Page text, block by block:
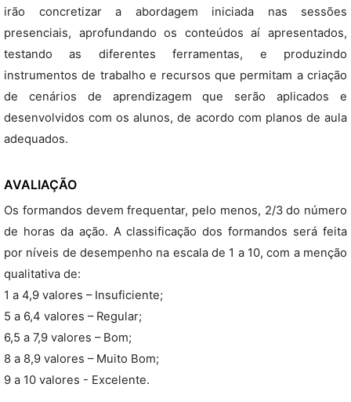
irão concretizar a abordagem iniciada nas sessões
presenciais, aprofundando os conteúdos aí apresentados,
testando as diferentes ferramentas, e produzindo
instrumentos de trabalho e recursos que permitam a criação
de cenários de aprendizagem que serão aplicados e
desenvolvidos com os alunos, de acordo com planos de aula
adequados.
AVALIAÇÃO
Os formandos devem frequentar, pelo menos, 2/3 do número
de horas da ação. A classificação dos formandos será feita
por níveis de desempenho na escala de 1 a 10, com a menção
qualitativa de:
1 a 4,9 valores – Insuficiente;
5 a 6,4 valores – Regular;
6,5 a 7,9 valores – Bom;
8 a 8,9 valores – Muito Bom;
9 a 10 valores - Excelente.